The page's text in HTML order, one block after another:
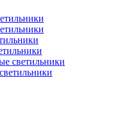
светильники